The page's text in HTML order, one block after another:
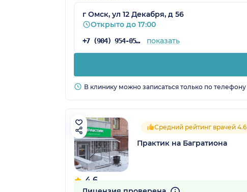
г Омск, ул 12 Декабря, д 56
Открыто до 17:00
+7 (904) 954-05-72 показать
В клинику можно записаться только по телефону
4.6
40 отзывов
Средний рейтинг врачей 4.6
Практик на Багратиона